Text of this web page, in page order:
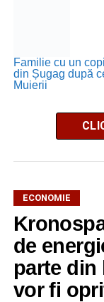
Familie cu un
din Șugag după
Muierii
ECONOMIE
de
parte din
vor fi